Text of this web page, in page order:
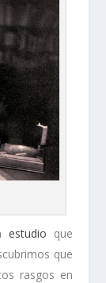
estudio que
que
rasgos en